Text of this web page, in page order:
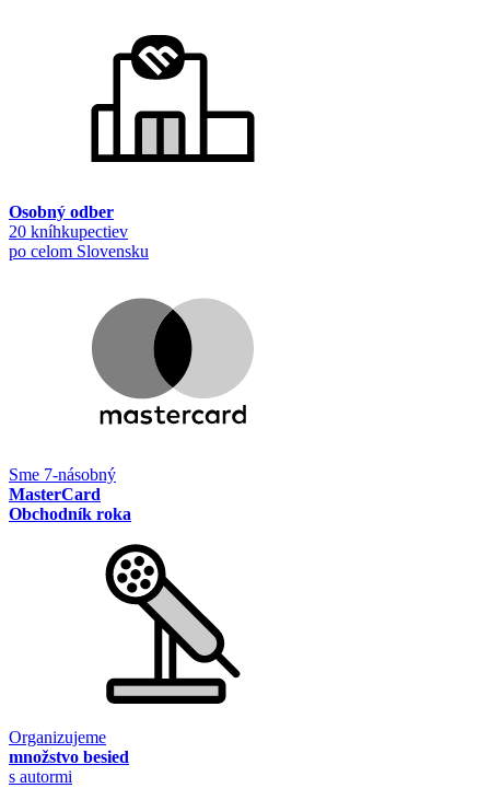
Osobný odber
20 kníhkupectiev
po celom Slovensku
Sme 7-násobný
MasterCard
Obchodník roka
Organizujeme
množstvo besied
s autormi